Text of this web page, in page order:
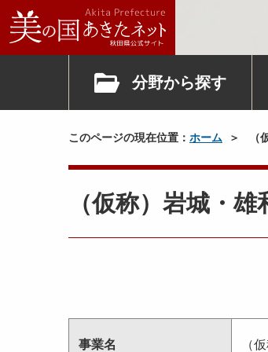
分野から探す
このページの現在位置： ホーム （
（仮称）岩城・
事業名 （